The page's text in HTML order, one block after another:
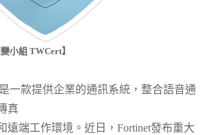
小組 TWCert】
一款提供企業的通訊系統，整合語音通
真
遠端工作環境。近日，Fortinet發布重大